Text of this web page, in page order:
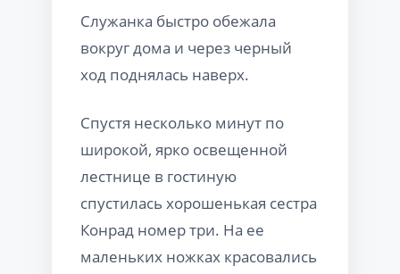
Служанка быстро обежала
вокруг дома и через черный
ход поднялась наверх.
Спустя несколько минут по
широкой, ярко освещенной
лестнице в гостиную
спустилась хорошенькая сестра
Конрад номер три. На ее
маленьких ножках красовались